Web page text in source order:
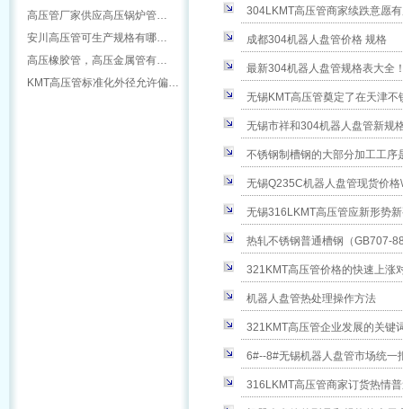
高压管厂家供应高压锅炉管…
安川高压管可生产规格有哪…
高压橡胶管，高压金属管有…
KMT高压管标准化外径允许偏…
304LKMT高压管商家续跌意愿
成都304机器人盘管价格 规格
最新304机器人盘管规格表大全
无锡KMT高压管奠定了在天津不
无锡市祥和304机器人盘管新规
不锈钢制槽钢的大部分加工工序
无锡Q235C机器人盘管现货价
无锡316LKMT高压管应新形势
热轧不锈钢普通槽钢（GB707-
321KMT高压管价格的快速上涨
机器人盘管热处理操作方法
321KMT高压管企业发展的关键
6#--8#无锡机器人盘管市场统一
316LKMT高压管商家订货热情